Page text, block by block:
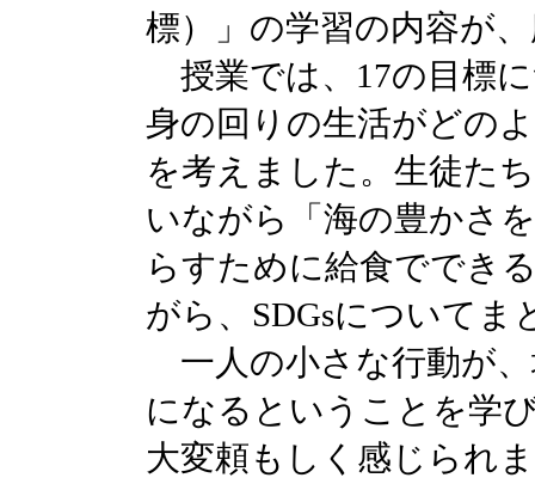
標）」の学習の内容が
授業では、17の目標
身の回りの生活がどの
を考えました。生徒た
いながら「海の豊かさ
らすために給食ででき
がら、SDGsについてま
一人の小さな行動が
になるということを学
大変頼もしく感じられ